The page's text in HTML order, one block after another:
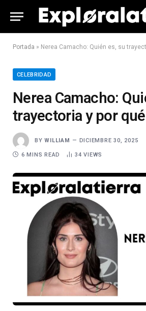
Portada » Nerea Camacho: Quién es, su
CELEBRIDAD
Nerea Camacho:
trayectoria y por
BY WILLIAM DICIEMBRE 30, 2025
6 MINS READ 34VIEWS